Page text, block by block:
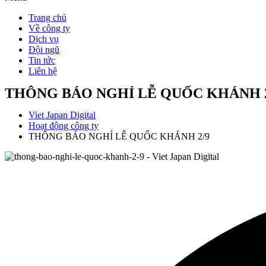
Trang chủ
Về công ty
Dịch vụ
Đội ngũ
Tin tức
Liên hệ
THÔNG BÁO NGHỈ LỄ QUỐC KHÁNH
Viet Japan Digital
Hoạt động công ty
THÔNG BÁO NGHỈ LỄ QUỐC KHÁNH 2/9